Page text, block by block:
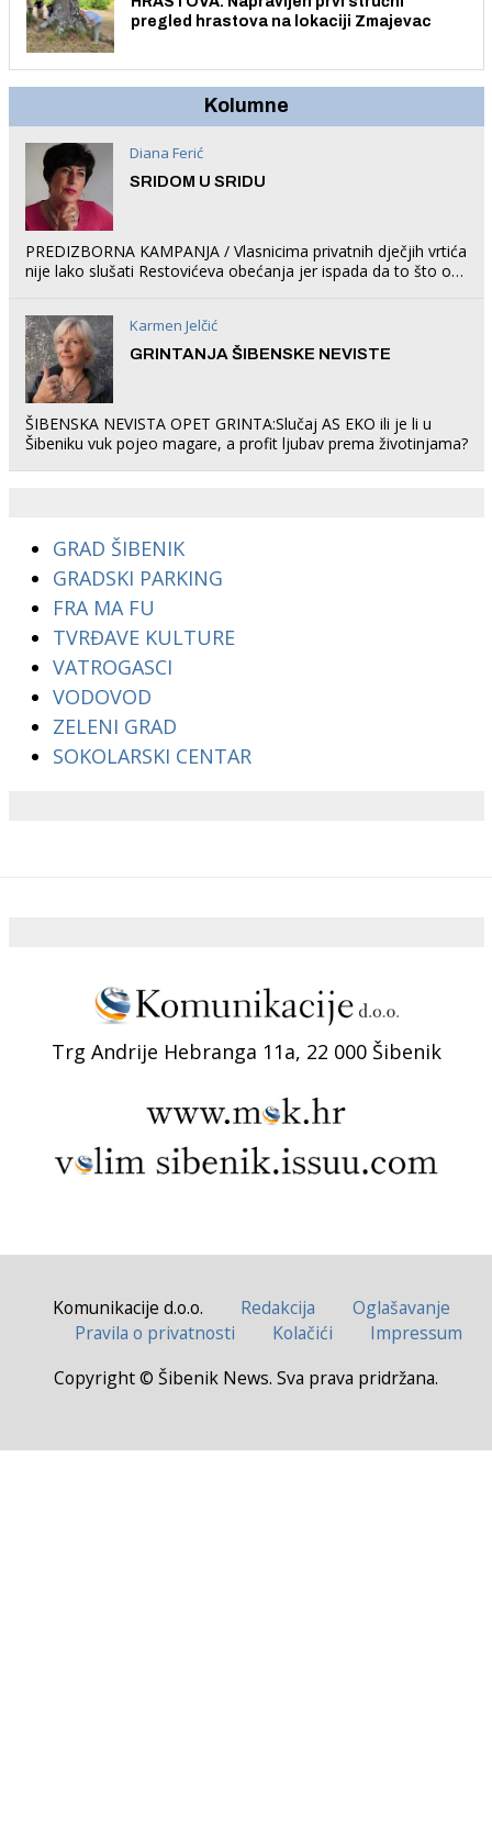
pregled hrastova na lokaciji Zmajevac
Kolumne
Diana Ferić
SRIDOM U SRIDU
PREDIZBORNA KAMPANJA / Vlasnicima privatnih dječjih vrtića
nije lako slušati Restovićeva obećanja jer ispada da to što oni
Karmen Jelčić
GRINTANJA ŠIBENSKE NEVISTE
ŠIBENSKA NEVISTA OPET GRINTA:Slučaj AS EKO ili je li u
Šibeniku vuk pojeo magare, a profit ljubav prema životinjama?
GRAD ŠIBENIK
GRADSKI PARKING
FRA MA FU
TVRĐAVE KULTURE
VATROGASCI
VODOVOD
ZELENI GRAD
SOKOLARSKI CENTAR
Trg Andrije Hebranga 11a, 22 000 Šibenik
Komunikacije d.o.o. Redakcija
Oglašavanje
Pravila o privatnosti
Kolačići
Impressum
Copyright © Šibenik News. Sva prava pridržana.